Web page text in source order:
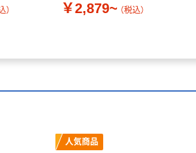
） ￥2,879~ （税込）
人気商品